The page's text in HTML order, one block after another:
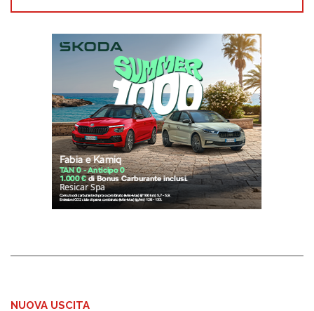
NUOVA USCITA